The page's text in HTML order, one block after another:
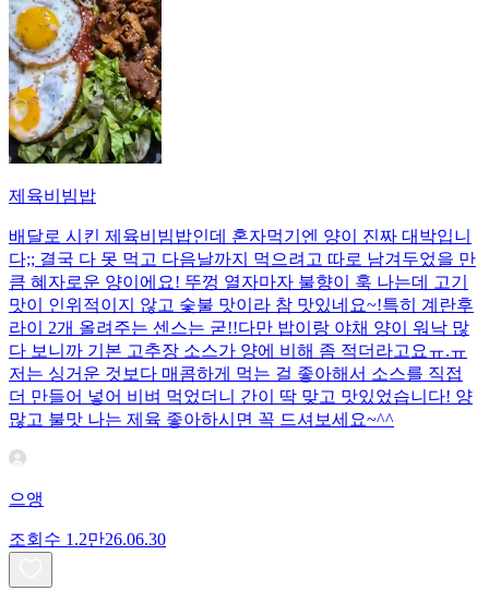
제육비빔밥
배달로 시킨 제육비빔밥인데 혼자먹기엔 양이 진짜 대박입니
다;; 결국 다 못 먹고 다음날까지 먹으려고 따로 남겨두었을 만
큼 혜자로운 양이에요! 뚜껑 열자마자 불향이 훅 나는데 고기
맛이 인위적이지 않고 숯불 맛이라 참 맛있네요~!특히 계란후
라이 2개 올려주는 센스는 굳!! ​다만 밥이랑 야채 양이 워낙 많
다 보니까 기본 고추장 소스가 양에 비해 좀 적더라고요ㅠ.ㅠ
저는 싱거운 것보다 매콤하게 먹는 걸 좋아해서 소스를 직접
더 만들어 넣어 비벼 먹었더니 간이 딱 맞고 맛있었습니다! 양
많고 불맛 나는 제육 좋아하시면 꼭 드셔보세요~^^
으앵
조회수 1.2만26.06.30